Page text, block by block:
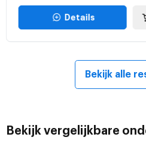
Details
Bekijk alle
Bekijk vergelijkbare